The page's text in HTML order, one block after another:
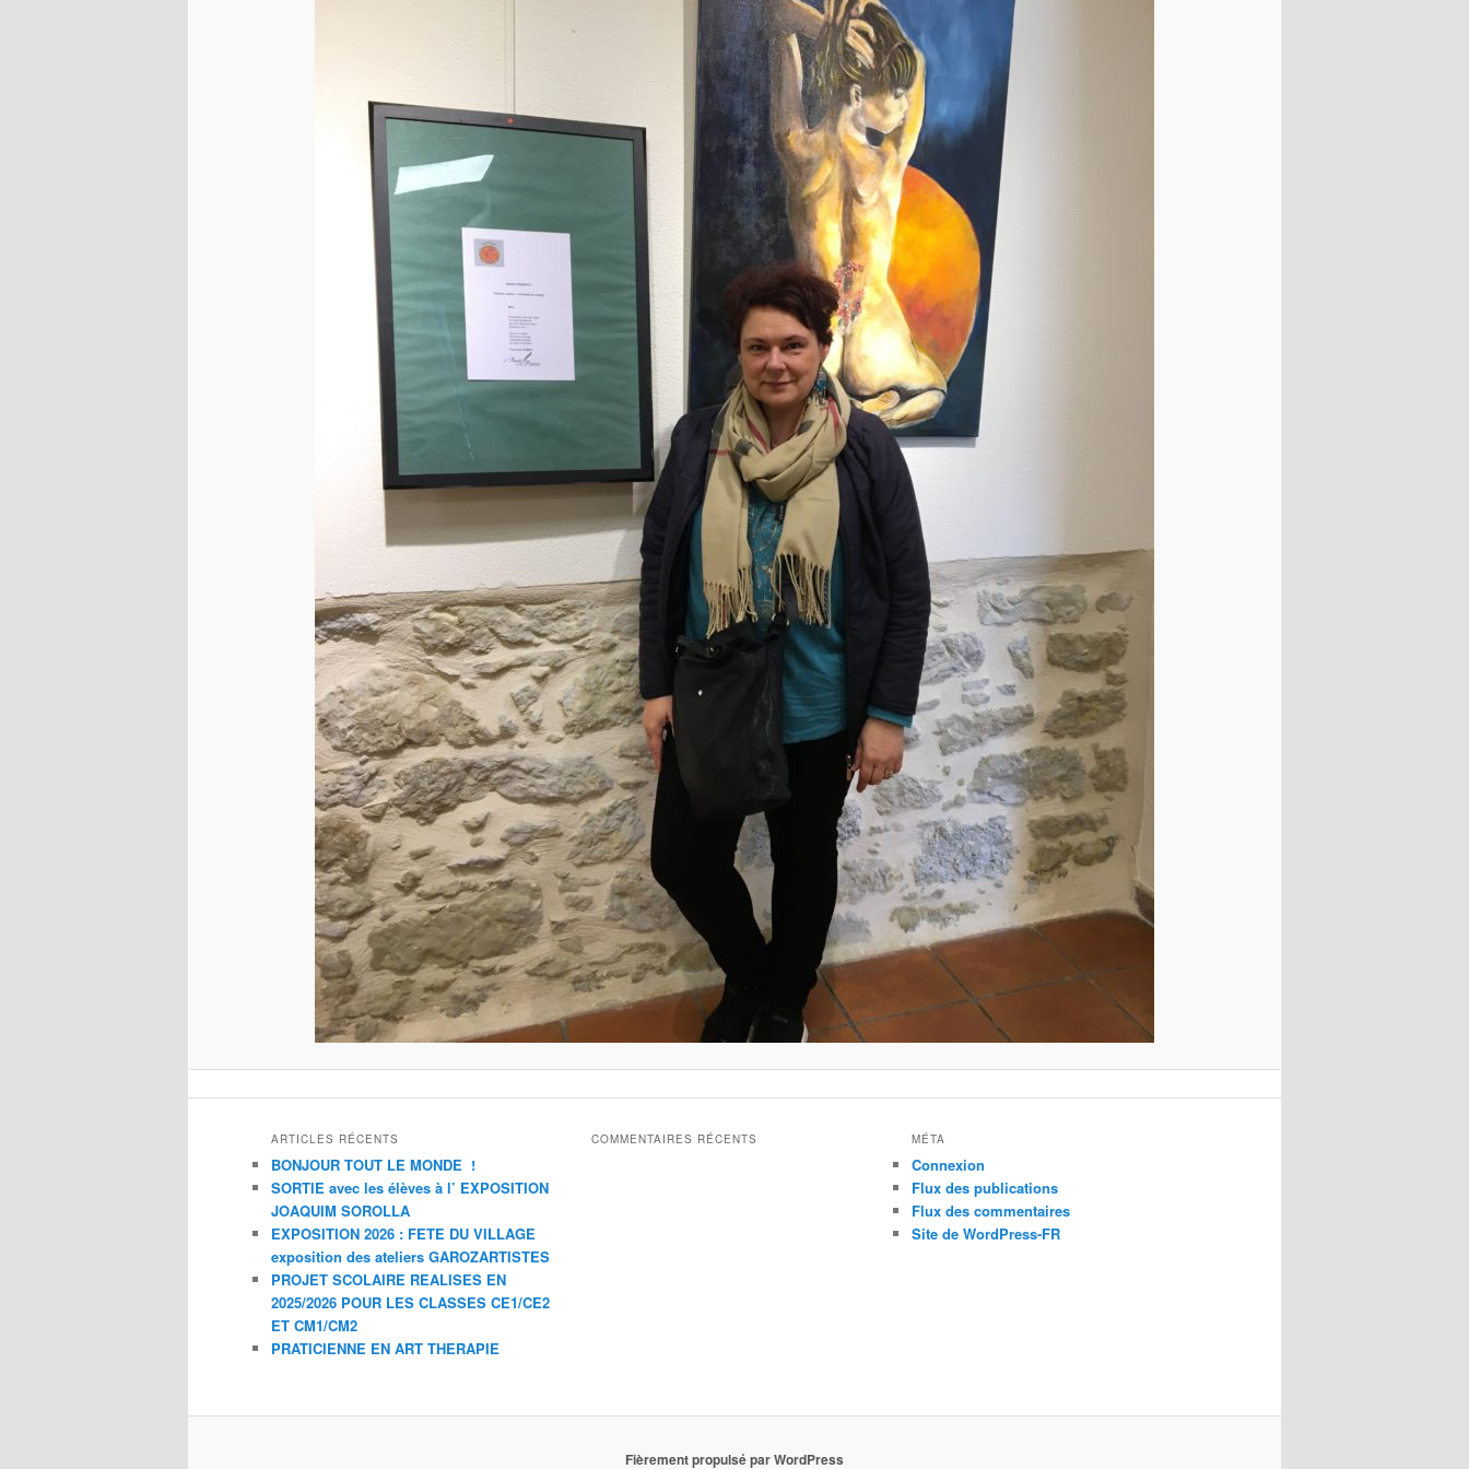
ARTICLES RÉCENTS
BONJOUR TOUT LE MONDE !
SORTIE avec les élèves à l’ EXPOSITION
JOAQUIM SOROLLA
EXPOSITION 2026 : FETE DU VILLAGE
exposition des ateliers GAROZARTISTES
PROJET SCOLAIRE REALISES EN
2025/2026 POUR LES CLASSES CE1/CE2
ET CM1/CM2
PRATICIENNE EN ART THERAPIE
COMMENTAIRES RÉCENTS MÉTA
Connexion
Flux des publications
Flux des commentaires
Site de WordPress-FR
Fièrement propulsé par WordPress